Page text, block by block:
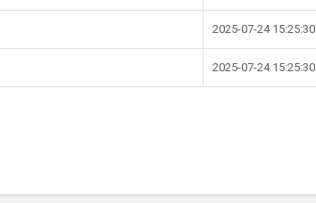
2025-07-24 15:25:30
2025-07-24 15:25:30